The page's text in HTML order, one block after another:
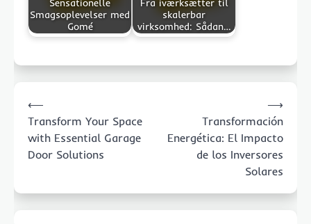
Sensationelle
Smagsoplevelser med
Gomé
Fra iværksætter til
skalerbar
virksomhed: Sådan…
navigation
⟵
Transform Your Space
with Essential Garage
Door Solutions
Transformación
Energética: El Impacto
de los Inversores
Solares
⟶